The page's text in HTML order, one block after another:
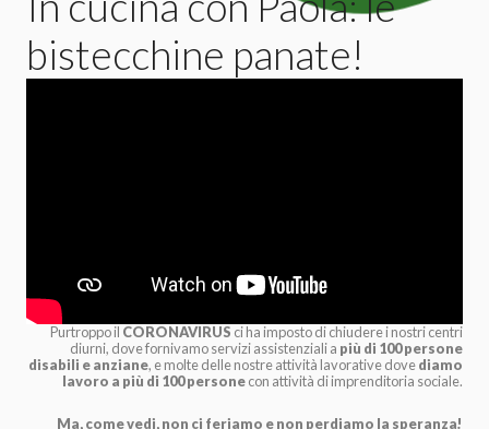
bistecchine panate!
Purtroppo il CORONAVIRUS ci ha imposto di chiudere i nostri centri
diurni, dove fornivamo servizi assistenziali a più di 100 persone
disabili e anziane, e molte delle nostre attività lavorative dovediamo
lavoro a più di 100 personecon attività di imprenditoria sociale.
Ma, come vedi, non ci feriamo e non perdiamo la speranza!